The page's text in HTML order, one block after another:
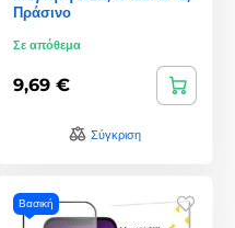
Πράσινο
Σε απόθεμα
9,69 €
Σύγκριση
Βασική